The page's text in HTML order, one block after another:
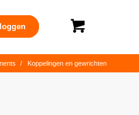
/ Koppelingen en gewrichten